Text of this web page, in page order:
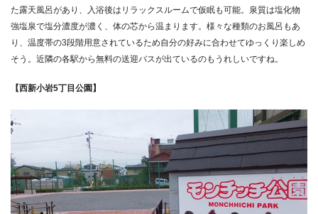
た露天風呂があり、入浴後はリラックスルームで仮眠も可能。泉質は塩化物
強塩泉で塩分濃度が濃く、体の芯から温まります。様々な種類のお風呂もあ
り、温度帯の3段階用意されているため自分の好みに合わせてゆっくり楽しめ
そう。近隣の各駅から無料の送迎バスが出ているのもうれしいですね。
【西新小岩5丁目公園】